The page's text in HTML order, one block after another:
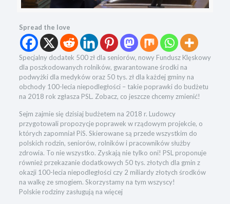
Spread the love
Specjalny dodatek 500 zł dla seniorów, nowy Fundusz Klęskowy
dla poszkodowanych rolników, gwarantowane środki na
podwyżki dla medyków oraz 50 tys. zł dla każdej gminy na
obchody 100-lecia niepodległości – takie poprawki do budżetu
na 2018 rok zgłasza PSL. Zobacz, co jeszcze chcemy zmienić!
Sejm zajmie się dzisiaj budżetem na 2018 r. Ludowcy
przygotowali propozycje poprawek w rządowym projekcie, o
których zapomniał PiS. Skierowane są przede wszystkim do
polskich rodzin, seniorów, rolników i pracowników służby
zdrowia. To nie wszystko. Zyskają nie tylko oni! PSL proponuje
również przekazanie dodatkowych 50 tys. złotych dla gmin z
okazji 100-lecia niepodległości czy 2 miliardy złotych środków
na walkę ze smogiem. Skorzystamy na tym wszyscy!
Polskie rodziny zasługują na więcej